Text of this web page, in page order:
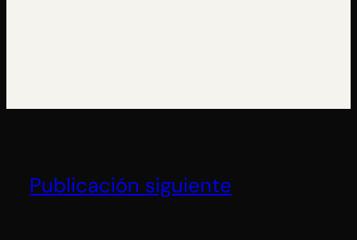
Publicación siguiente